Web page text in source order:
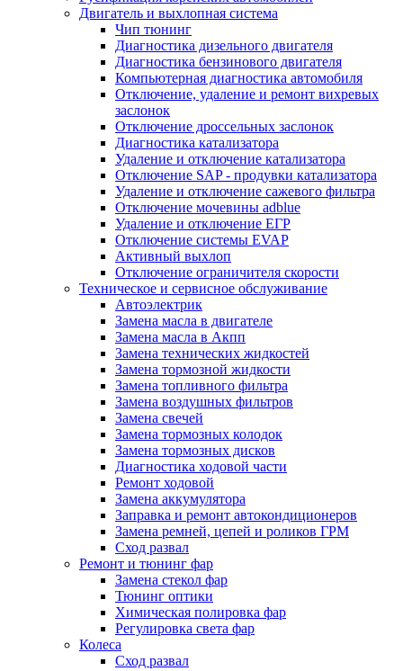
Двигатель и выхлопная система
Чип тюнинг
Диагностика дизельного двигателя
Диагностика бензинового двигателя
Компьютерная диагностика автомобиля
Отключение, удаление и ремонт вихревых
заслонок
Отключение дроссельных заслонок
Диагностика катализатора
Удаление и отключение катализатора
Отключение SAP - продувки катализатора
Удаление и отключение сажевого фильтра
Отключение мочевины adblue
Удаление и отключение ЕГР
Отключение системы EVAP
Активный выхлоп
Отключение ограничителя скорости
Техническое и сервисное обслуживание
Автоэлектрик
Замена масла в двигателе
Замена масла в Акпп
Замена технических жидкостей
Замена тормозной жидкости
Замена топливного фильтра
Замена воздушных фильтров
Замена свечей
Замена тормозных колодок
Замена тормозных дисков
Диагностика ходовой части
Ремонт ходовой
Замена аккумулятора
Заправка и ремонт автокондиционеров
Замена ремней, цепей и роликов ГРМ
Сход развал
Ремонт и тюнинг фар
Замена стекол фар
Тюнинг оптики
Химическая полировка фар
Регулировка света фар
Колеса
Сход развал